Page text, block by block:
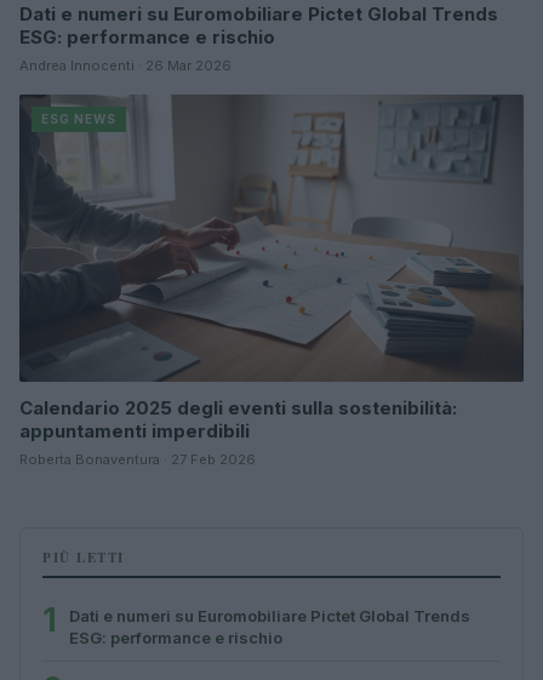
Dati e numeri su Euromobiliare Pictet Global Trends
ESG: performance e rischio
Andrea Innocenti · 26 Mar 2026
ESG NEWS
Calendario 2025 degli eventi sulla sostenibilità:
appuntamenti imperdibili
Roberta Bonaventura · 27 Feb 2026
PIÙ LETTI
1
Dati e numeri su Euromobiliare Pictet Global Trends
ESG: performance e rischio